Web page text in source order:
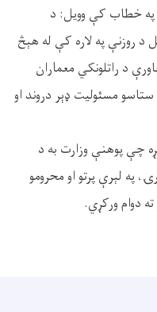
په خطاب کې وویل: د
د روزنې په لاره کې له هېڅ
د راتلونکي معماران
مسئولیت ډېر دروند او
چې پوهنې وزارت به د
په لېرې پرتو او محرومو
دوام ورکړي.